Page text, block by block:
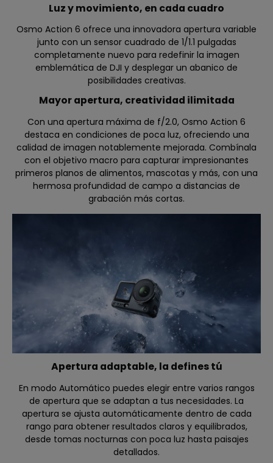
Luz y movimiento, en cada cuadro
Osmo Action 6 ofrece una innovadora apertura variable
junto con un sensor cuadrado de 1/1.1 pulgadas
completamente nuevo para redefinir la imagen
emblemática de DJI y desplegar un abanico de
posibilidades creativas.
Mayor apertura, creatividad ilimitada
Con una apertura máxima de f/2.0, Osmo Action 6
destaca en condiciones de poca luz, ofreciendo una
calidad de imagen notablemente mejorada. Combínala
con el objetivo macro para capturar impresionantes
primeros planos de alimentos, mascotas y más, con una
hermosa profundidad de campo a distancias de
grabación más cortas.
Apertura adaptable, la defines tú
En modo Automático puedes elegir entre varios rangos
de apertura que se adaptan a tus necesidades. La
apertura se ajusta automáticamente dentro de cada
rango para obtener resultados claros y equilibrados,
desde tomas nocturnas con poca luz hasta paisajes
detallados.